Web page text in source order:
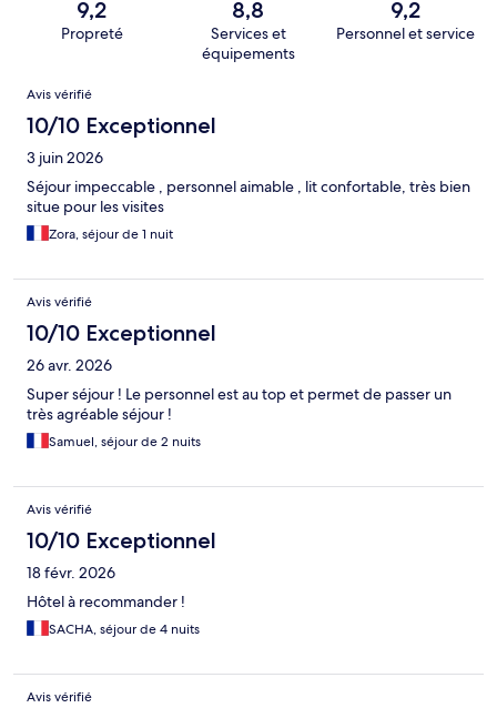
9,2
Propreté
8,8
Services et
équipements
9,2
Personnel et service
Avis
Avis vérifié
10/10 Exceptionnel
3 juin 2026
Séjour impeccable , personnel aimable , lit confortable, très bien
situe pour les visites
Zora, séjour de 1 nuit
Avis vérifié
10/10 Exceptionnel
26 avr. 2026
Super séjour ! Le personnel est au top et permet de passer un
très agréable séjour !
Samuel, séjour de 2 nuits
Avis vérifié
10/10 Exceptionnel
18 févr. 2026
Hôtel à recommander !
SACHA, séjour de 4 nuits
Avis vérifié